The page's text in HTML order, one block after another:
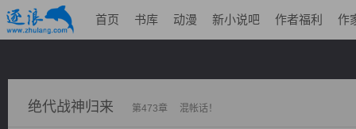
首页 书库 动漫 新小说吧 作者福利 作
绝代战神归来 第473章 混帐话！